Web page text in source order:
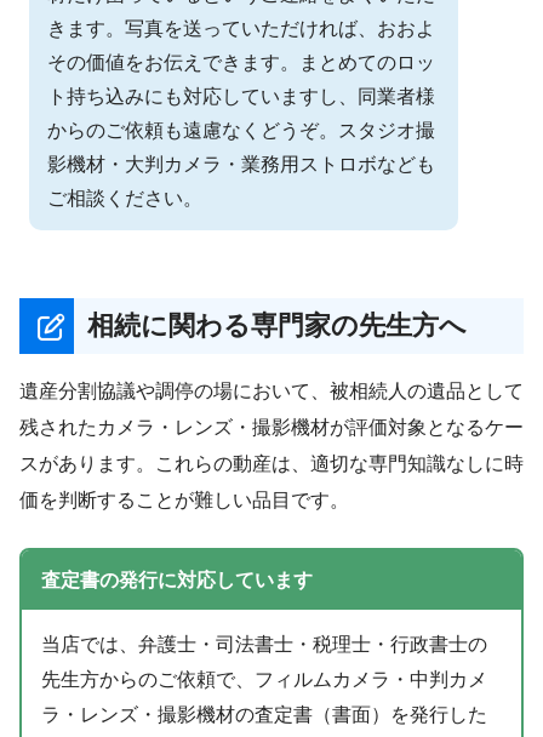
きます。写真を送っていただければ、おおよ
その価値をお伝えできます。まとめてのロッ
ト持ち込みにも対応していますし、同業者様
からのご依頼も遠慮なくどうぞ。スタジオ撮
影機材・大判カメラ・業務用ストロボなども
ご相談ください。
相続に関わる専門家の先生方へ
遺産分割協議や調停の場において、被相続人の遺品として
残されたカメラ・レンズ・撮影機材が評価対象となるケー
スがあります。これらの動産は、適切な専門知識なしに時
価を判断することが難しい品目です。
査定書の発行に対応しています
当店では、弁護士・司法書士・税理士・行政書士の
先生方からのご依頼で、フィルムカメラ・中判カメ
ラ・レンズ・撮影機材の査定書（書面）を発行した